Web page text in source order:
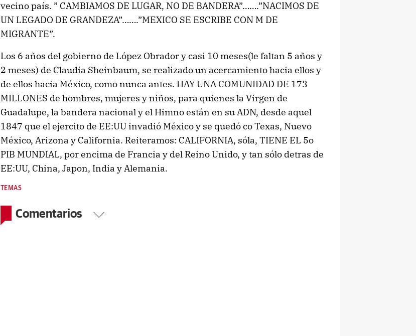
vecino país. ” CAMBIAMOS DE LUGAR, NO DE BANDERA”…….”NACIMOS DE
UN LEGADO DE GRANDEZA”…….”MEXICO SE ESCRIBE CON M DE
MIGRANTE”.
Los 6 años del gobierno de López Obrador y casi 10 meses(le faltan 5 años y
2 meses) de Claudia Sheinbaum, se realizado un acercamiento hacia ellos y
de ellos hacia México, como nunca antes. HAY UNA COMUNIDAD DE 173
MILLONES de hombres, mujeres y niños, para quienes la Virgen de
Guadalupe, la bandera nacional y el Himno están en su ADN, desde aquel
1847 que el ejercito de EE:UU invadió México y se quedó co Texas, Nuevo
México, Arizona y California. Reiteramos: CALIFORNIA, sóla, TIENE EL 5o
PIB MUNDIAL, por encima de Francia y del Reino Unido, y tan sólo detras de
EE:UU, China, Japon, India y Alemania.
TEMAS
Comentarios